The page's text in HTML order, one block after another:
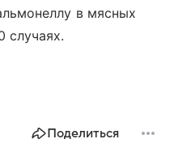
в мясных
случаях.
Поделиться